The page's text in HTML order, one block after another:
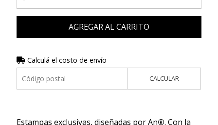
AGREGAR AL CARRITO
Calculá el costo de envío
CALCULAR
Estampas exclusivas, diseñadas por An®. Con la